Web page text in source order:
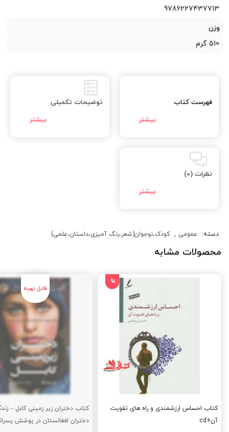
9786227437713
وزن
510 گرم
فهرست کتاب توضیحات تکمیلی
نظرات (0)
دسته: عمومی , کودک،نوجوان(شعر،رنگ آمیزی،داستان،علمی)
محصولات مشابه
کتاب احساس ارزشمندی و راه های تقویت
آن+cd
کتاب دختران زیر زمینی کابل –
دختران افغانستان در پوشش